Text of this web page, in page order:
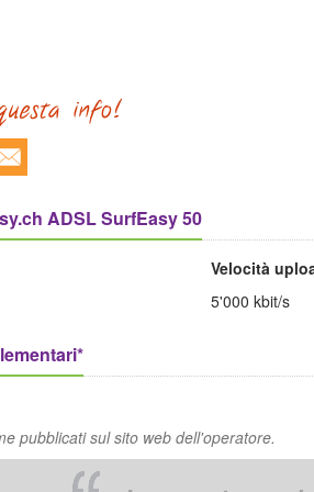
ADSL SurfEasy 50
Velocità
5'000 kbit/s
pubblicati sul sito web dell'operatore.